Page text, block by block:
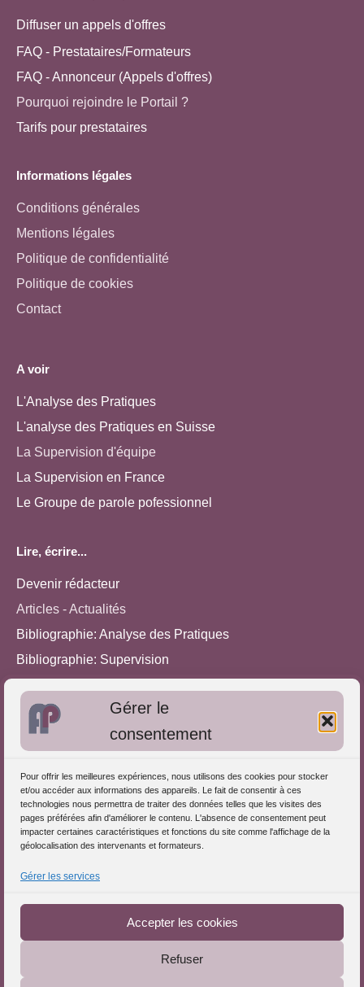
Gérer le
consentement
Pour offrir les meilleures expériences, nous utilisons des cookies pour stocker
et/ou accéder aux informations des appareils. Le fait de consentir à ces
technologies nous permettra de traiter des données telles que les visites des
pages préférées afin d'améliorer le contenu. L'absence de consentement peut
impacter certaines caractéristiques et fonctions du site comme l'affichage de la
géolocalisation des intervenants et formateurs.
Gérer les services
Accepter les cookies
Refuser
Diffuser un appels d'offres
FAQ - Prestataires/Formateurs
FAQ - Annonceur (Appels d'offres)
Pourquoi rejoindre le Portail ?
Tarifs pour prestataires
Informations légales
Conditions générales
Mentions légales
Politique de confidentialité
Politique de cookies
Contact
A voir
L'Analyse des Pratiques
L'analyse des Pratiques en Suisse
La Supervision d'équipe
La Supervision en France
Le Groupe de parole pofessionnel
Lire, écrire...
Devenir rédacteur
Articles - Actualités
Bibliographie: Analyse des Pratiques
Bibliographie: Supervision
Approches de l'Analyse des pratiques
S'inscrire dans l'Annuaire
Publiez vos formations
Charte déontologique
Le Portail de l'Analyse des Pratiques © 2025 - Tous droits
Téléchargez le Guide